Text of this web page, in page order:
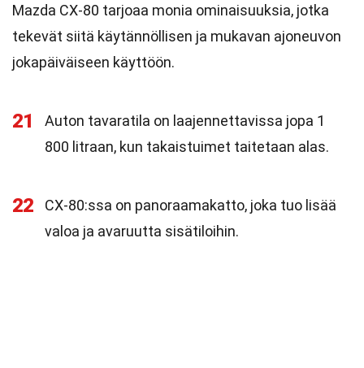
Mazda CX-80 tarjoaa monia ominaisuuksia, jotka
tekevät siitä käytännöllisen ja mukavan ajoneuvon
jokapäiväiseen käyttöön.
21
Auton tavaratila on laajennettavissa jopa 1
800 litraan, kun takaistuimet taitetaan alas.
22
CX-80:ssa on panoraamakatto, joka tuo lisää
valoa ja avaruutta sisätiloihin.